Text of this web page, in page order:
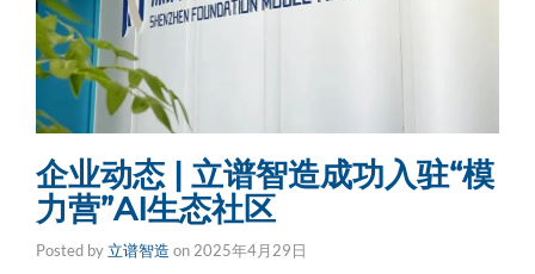
企业动态 | 立谱智造成功入驻“模
力营”AI生态社区
Posted by 立谱智造 on 2025年4月29日